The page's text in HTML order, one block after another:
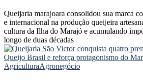
Queijaria marajoara consolidou sua marca
e internacional na produção queijeira
cultura da Ilha do Marajó e acumulando
longo de duas décadas
AgriculturaAgronegócio